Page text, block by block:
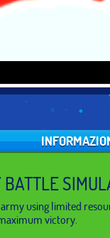
using limited
victory.